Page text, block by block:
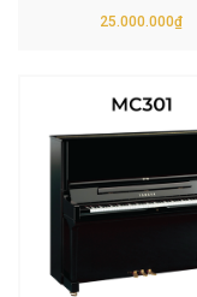
25.000.000₫